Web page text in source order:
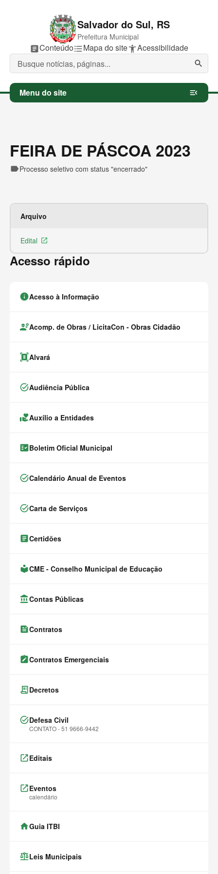
Salvador do Sul, RS
Prefeitura Municipal
search
article
P
u
l
a
p
a
r
Conteúdoformat_list_bulleted
P
u
l
a
p
r
Mapa do siteaccessibility_new
P
u
a
p
r
Acessibilidade
Menu do site menu_open
FEIRA DE PÁSCOA 2023
labelProcesso seletivo com status "encerrado"
Arquivo
Edital launch
Acesso rápido
infoAcesso à Informação
engineeringAcomp. de Obras / LicitaCon - Obras Cidadão
document_scannerAlvará
task_altAudiência Pública
volunteer_activismAuxílio a Entidades
fact_checkBoletim Oficial Municipal
task_altCalendário Anual de Eventos
task_altCarta de Serviços
articleCertidões
local_libraryCME - Conselho Municipal de Educação
account_balanceContas Públicas
feedContratos
note_altContratos Emergenciais
receipt_long Decretos
task_altDefesa Civil
CONTATO - 51 9666-9442
launchEditais
launchEventos
calendário
homeGuia ITBI
balanceLeis Municipais